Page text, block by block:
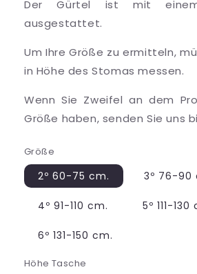
Der Gürtel ist mit einem
ausgestattet.
Um Ihre Größe zu ermitteln,
in Höhe des Stomas messen.
Wenn Sie Zweifel an dem
Größe haben, senden Sie uns
Größe
2º 60-75 cm. 3º 76-90
4º 91-110 cm. 5º 111-130
6º 131-150 cm.
Höhe Tasche